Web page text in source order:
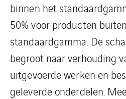
binnen het
50% voor producten
standaardgamma. De
begroot naar verhouding
uitgevoerde werken en
geleverde onderdelen.